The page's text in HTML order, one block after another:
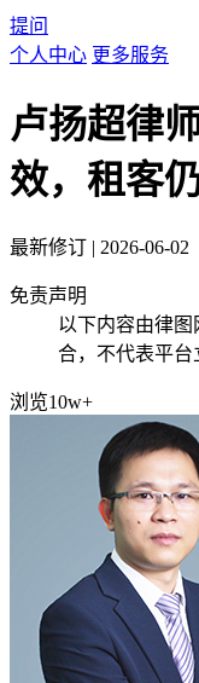
提问
个人中心 更多服务
卢扬超律
效，租客
最新修订 | 2026-06-02
免责声明
以下内容由律
合，不代表平台
浏览10w+